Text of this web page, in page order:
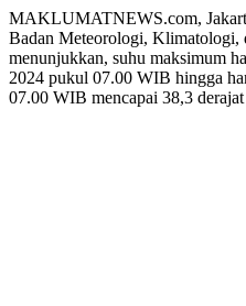
MAKLUMATNEWS.com,
Badan Meteorologi,
menunjukkan, suhu maksimum
2024 pukul 07.00 WIB hingga
07.00 WIB mencapai 38,3